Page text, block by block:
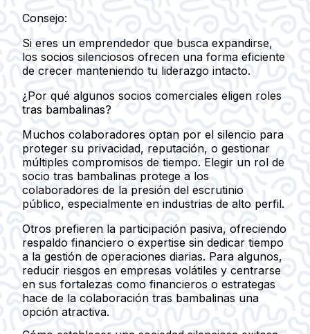
Consejo:
Si eres un emprendedor que busca expandirse,
los socios silenciosos ofrecen una forma eficiente
de crecer manteniendo tu liderazgo intacto.
¿Por qué algunos socios comerciales eligen roles
tras bambalinas?
Muchos colaboradores optan por el silencio para
proteger su privacidad, reputación, o gestionar
múltiples compromisos de tiempo. Elegir un rol de
socio tras bambalinas protege a los
colaboradores de la presión del escrutinio
público, especialmente en industrias de alto perfil.
Otros prefieren la participación pasiva, ofreciendo
respaldo financiero o expertise sin dedicar tiempo
a la gestión de operaciones diarias. Para algunos,
reducir riesgos en empresas volátiles y centrarse
en sus fortalezas como financieros o estrategas
hace de la colaboración tras bambalinas una
opción atractiva.